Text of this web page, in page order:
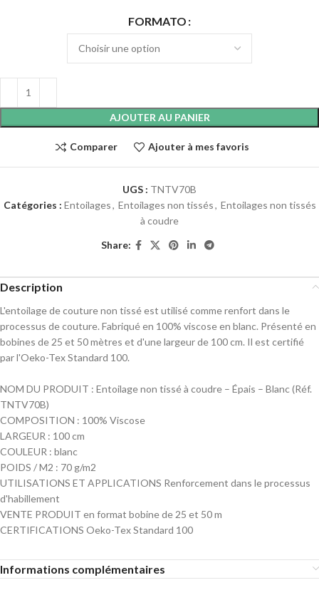
FORMATO
AJOUTER AU PANIER
Comparer Ajouter à mes favoris
UGS : TNTV70B
Catégories : Entoilages, Entoilages non tissés, Entoilages non tissés
à coudre
Share:
Description
L'entoilage de couture non tissé est utilisé comme renfort dans le
processus de couture. Fabriqué en 100% viscose en blanc. Présenté en
bobines de 25 et 50 mètres et d'une largeur de 100 cm. Il est certifié
par l'Oeko-Tex Standard 100.
NOM DU PRODUIT : Entoilage non tissé à coudre – Épais – Blanc (Réf.
TNTV70B)
COMPOSITION : 100% Viscose
LARGEUR : 100 cm
COULEUR : blanc
POIDS / M2 : 70 g/m2
UTILISATIONS ET APPLICATIONS Renforcement dans le processus
d'habillement
VENTE PRODUIT en format bobine de 25 et 50 m
CERTIFICATIONS Oeko-Tex Standard 100
Informations complémentaires